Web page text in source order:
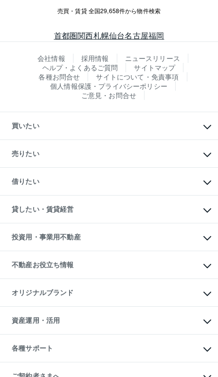
売買・賃貸 全国29,658件から物件検索
首都圏関西札幌仙台名古屋福岡
会社情報 採用情報
ニュースリリース
ヘルプ・よくあるご質問
サイトマップ
各種お問合せ
サイトについて・免責事項
個人情報保護・プライバシーポリシー
ご意見・お問合せ
買いたい
新築・分譲マンションの購入
中古マンションの購入
一戸建ての購入
中古一戸建ての購入
不動産購入の流れ
注目キーワード物件特集
購入ガイド
English 繁体中文簡体中文
売りたい
一戸建ての売却・査定
土地の売却・査定
スピードAI査定
不動産査定について
不動産売却の流れ
不動産買換えの流れ
売却ガイド
借りたい
オフィス・店舗の賃貸
借りるときの流れ
借りるガイド
貸したい・賃貸経営
マンション賃料データ
賃貸管理プラン
リロケーションについて
貸すガイド
投資用・事業用不動産
事業用不動産
マンション投資
投資用マンション
アパート経営
収益物件
ビル購入（ビル一棟）
投資用不動産の売却査定
事業用不動産の売却査定
不動産お役立ち情報
マンションライブラリー
人気マンションランキング
暮らしに役立つ不動産メディア
不動産相場・不動産価格情報
不動産コラム・ニュース
不動産用語集
不動産なんでもネット相談室
住まいの税金
オリジナルブランド
一棟リノベーションマンション
L`GENTE（ルジェンテ）
区分リノベーションマンション
投資用一棟レジデンスWELL
不動産小口投資
LEGACIA（レガシア）
資産運用・活用
不動産M&A
アセットマネジメント・出資
各種サポート
相続サポート